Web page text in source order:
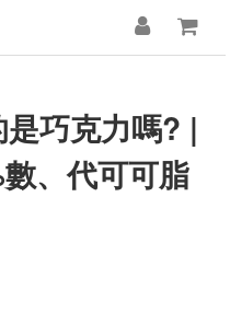
巧克力嗎? |
、代可可脂